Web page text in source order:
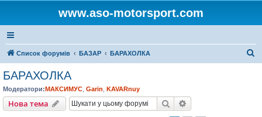
www.aso-motorsport.com
Список форумів БАЗАР БАРАХОЛКА
БАРАХОЛКА
Модератори:МАКСИМУС Garin KAVARnuy
Нова тема Пошук